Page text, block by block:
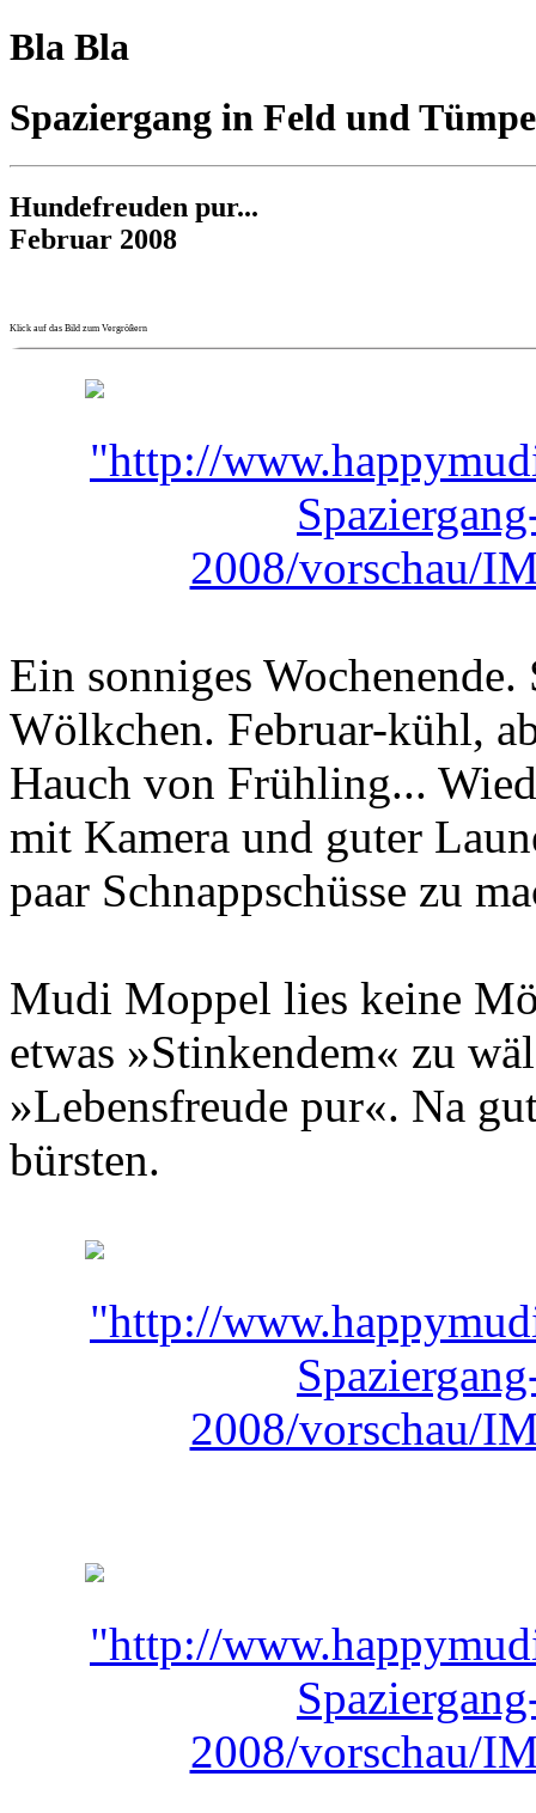
Bla Bla
Spaziergang in Feld und
Hundefreuden pur...
Februar 2008
Klick auf das Bild zum Vergrößern
Ein sonniges
Wölkchen. Februar-kühl,
Hauch von Frühling...
mit Kamera und guter
paar Schnappschüsse zu
Mudi Moppel lies keine
etwas »Stinkendem« zu
»Lebensfreude pur«. Na
bürsten.